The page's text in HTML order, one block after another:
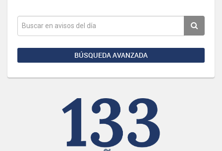
BÚSQUEDA AVANZADA